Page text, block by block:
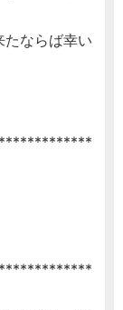
たならば幸い